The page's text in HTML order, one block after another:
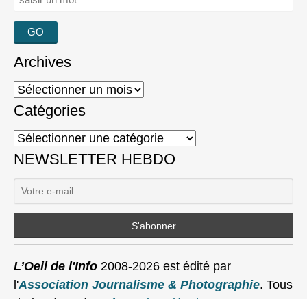
Archives
Archives
Catégories
Catégories
NEWSLETTER HEBDO
L’Oeil de l'Info 2008-2026 est édité par
l'Association Journalisme & Photographie. Tous